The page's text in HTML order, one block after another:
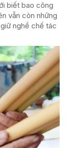
biết bao công
vẫn còn những
nghề chế tác